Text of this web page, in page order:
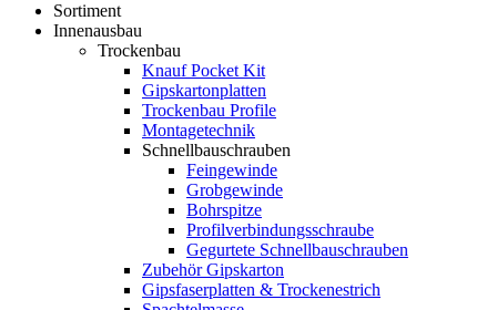
Sortiment
Innenausbau
Trockenbau
Knauf Pocket Kit
Gipskartonplatten
Trockenbau Profile
Montagetechnik
Schnellbauschrauben
Feingewinde
Grobgewinde
Bohrspitze
Profilverbindungsschraube
Gegurtete Schnellbauschrauben
Zubehör Gipskarton
Gipsfaserplatten & Trockenestrich